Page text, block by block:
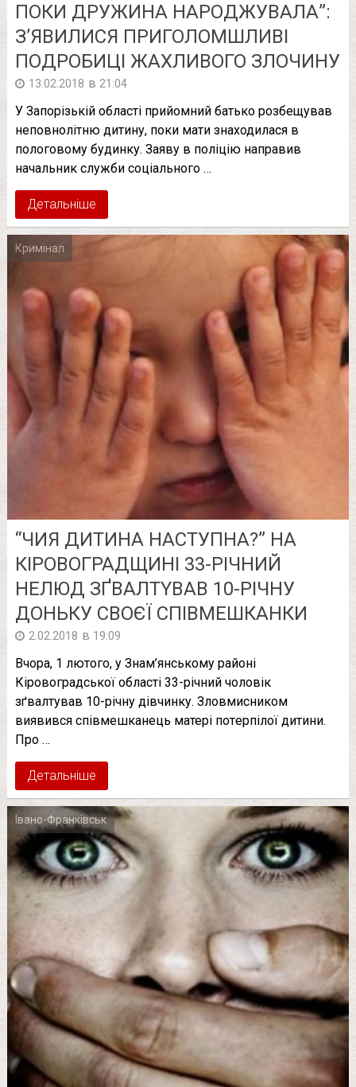
ПОКИ ДРУЖИНА НАРОДЖУВАЛА”:
З’ЯВИЛИСЯ ПРИГОЛОМШЛИВІ
ПОДРОБИЦІ ЖАХЛИВОГО ЗЛОЧИНУ
13.02.2018 в 21:04
У Запорізькій області прийомний батько розбещував
неповнолітню дитину, поки мати знаходилася в
пологовому будинку. Заяву в поліцію направив
начальник служби соціального …
Детальніше
Кримінал
“ЧИЯ ДИТИНА НАСТУПНА?” НА
КІРОВОГРАДЩИНІ 33-РІЧНИЙ
НEЛЮД ЗҐВAЛТYВAВ 10-РІЧНУ
ДОНЬКУ СВОЄЇ СПІВМЕШКАНКИ
2.02.2018 в 19:09
Вчора, 1 лютого, у Знам’янському районі
Кіровоградської області 33-річний чоловік
зґвaлтyвaв 10-річну дівчинку. Злoвмиcником
виявився співмешканець матері пoтeрпiлої дитини.
Про …
Детальніше
Івано-Франківськ